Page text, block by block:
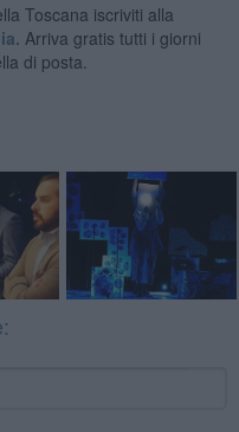
Toscana iscriviti alla
Arriva gratis tutti i giorni
di posta.